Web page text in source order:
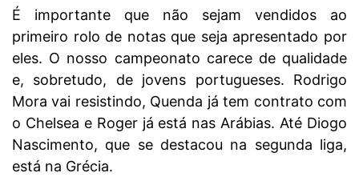
É importante que não sejam vendidos ao
primeiro rolo de notas que seja apresentado por
eles. O nosso campeonato carece de qualidade
e, sobretudo, de jovens portugueses. Rodrigo
Mora vai resistindo, Quenda já tem contrato com
o Chelsea e Roger já está nas Arábias. Até Diogo
Nascimento, que se destacou na segunda liga,
está na Grécia.